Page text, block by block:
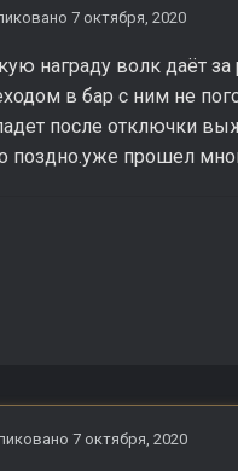
7 октября, 2020
награду волк даёт
в бар с ним не
после отключки
поздно.уже прошел
7 октября, 2020